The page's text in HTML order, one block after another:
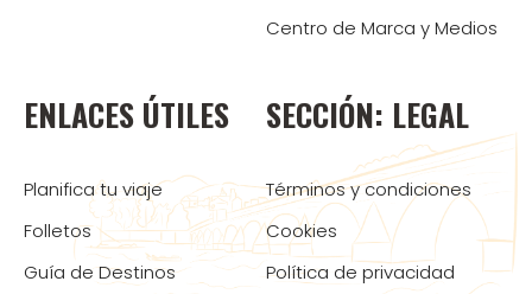
Centro de Marca y Medios
ENLACES ÚTILES
Planifica tu viaje
Folletos
Guía de Destinos
SECCIÓN: LEGAL
Términos y condiciones
Cookies
Política de privacidad